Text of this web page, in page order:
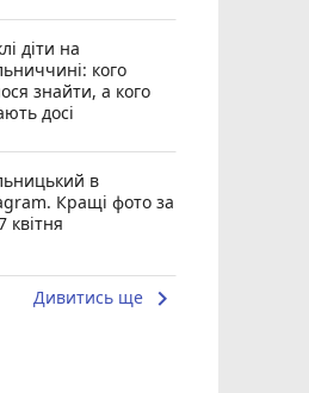
діти на
кого
знайти, а кого
досі
в
Кращі фото за
квітня
Дивитись ще keyboard_arrow_right